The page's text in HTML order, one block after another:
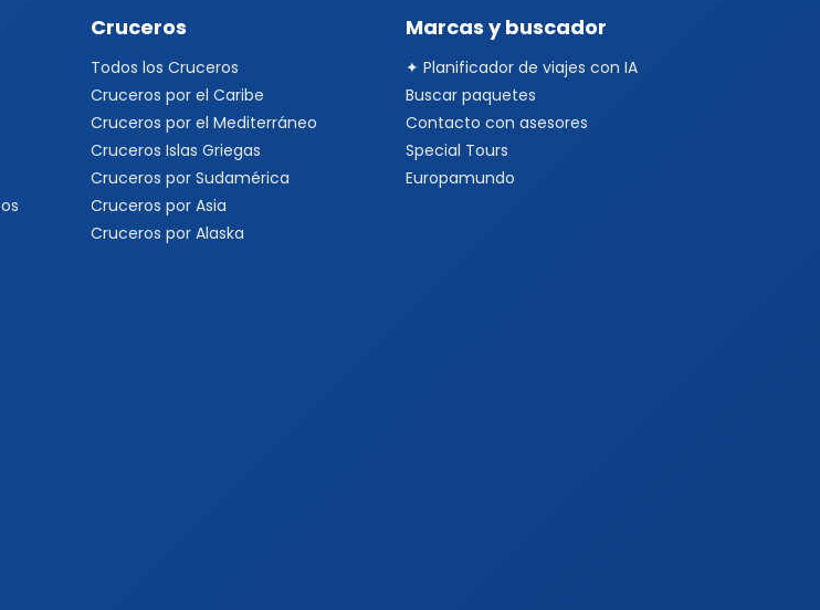
Cruceros
Todos los Cruceros
Cruceros por el Caribe
Cruceros por el Mediterráneo
Cruceros Islas Griegas
Cruceros por Sudamérica
Cruceros por Asia
Cruceros por Alaska
Marcas y buscador
✦ Planificador de viajes con IA
Buscar paquetes
Contacto con asesores
Special Tours
Europamundo